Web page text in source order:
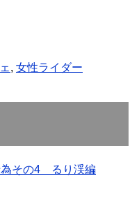
, 女性ライダー
為その4 るり渓編